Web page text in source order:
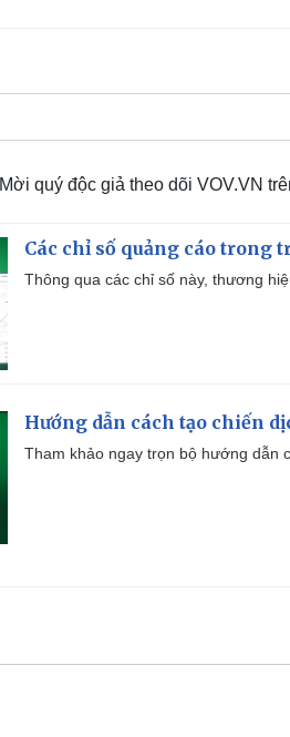
Mời quý độc giả theo dõi VOV.VN
Các chỉ số quảng cáo trong
Thông qua các chỉ số này, thương
Hướng dẫn cách tạo chiến
Tham khảo ngay trọn bộ hướng dẫn